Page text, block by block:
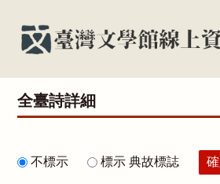
全臺詩詳細
不標示 標示 典故標誌